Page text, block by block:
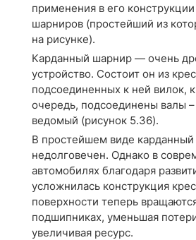
применения в его
шарниров (простейший из
на рисунке).
Карданный шарнир — очень
устройство. Состоит он из
подсоединенных к ней вилок,
очередь, подсоединены валы
ведомый (рисунок 5.36).
В простейшем виде
недолговечен. Однако в
автомобилях благодаря
усложнилась конструкция
поверхности теперь
подшипниках, уменьшая
увеличивая ресурс.